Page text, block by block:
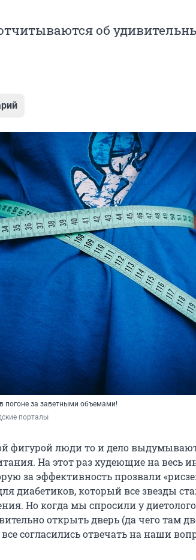
об
погоне за заветными объемами!
порталы
фигурой люди то и дело
На этот раз худеющие на весь
за эффективность прозвали
диабетиков, который все звезды
Но когда мы спросили у
открыть дверь (да чего там
согласились отвечать на наши